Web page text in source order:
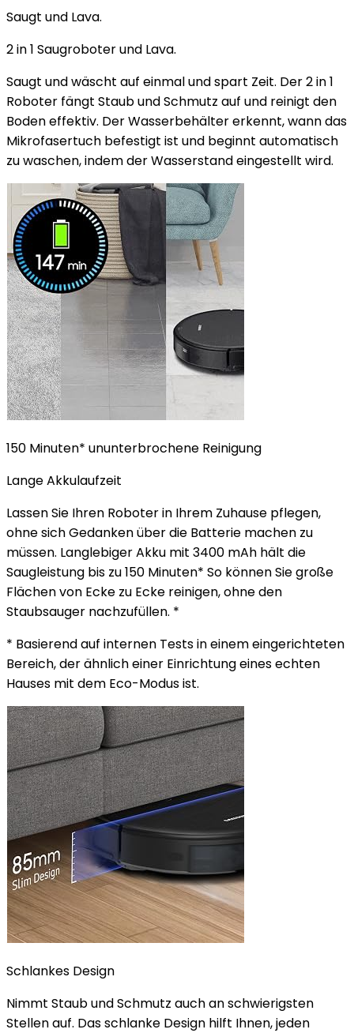
Saugt und Lava.
2 in 1 Saugroboter und Lava.
Saugt und wäscht auf einmal und spart Zeit. Der 2 in 1
Roboter fängt Staub und Schmutz auf und reinigt den
Boden effektiv. Der Wasserbehälter erkennt, wann das
Mikrofasertuch befestigt ist und beginnt automatisch
zu waschen, indem der Wasserstand eingestellt wird.
150 Minuten* ununterbrochene Reinigung
Lange Akkulaufzeit
Lassen Sie Ihren Roboter in Ihrem Zuhause pflegen,
ohne sich Gedanken über die Batterie machen zu
müssen. Langlebiger Akku mit 3400 mAh hält die
Saugleistung bis zu 150 Minuten* So können Sie große
Flächen von Ecke zu Ecke reinigen, ohne den
Staubsauger nachzufüllen. *
* Basierend auf internen Tests in einem eingerichteten
Bereich, der ähnlich einer Einrichtung eines echten
Hauses mit dem Eco-Modus ist.
Schlankes Design
Nimmt Staub und Schmutz auch an schwierigsten
Stellen auf. Das schlanke Design hilft Ihnen, jeden